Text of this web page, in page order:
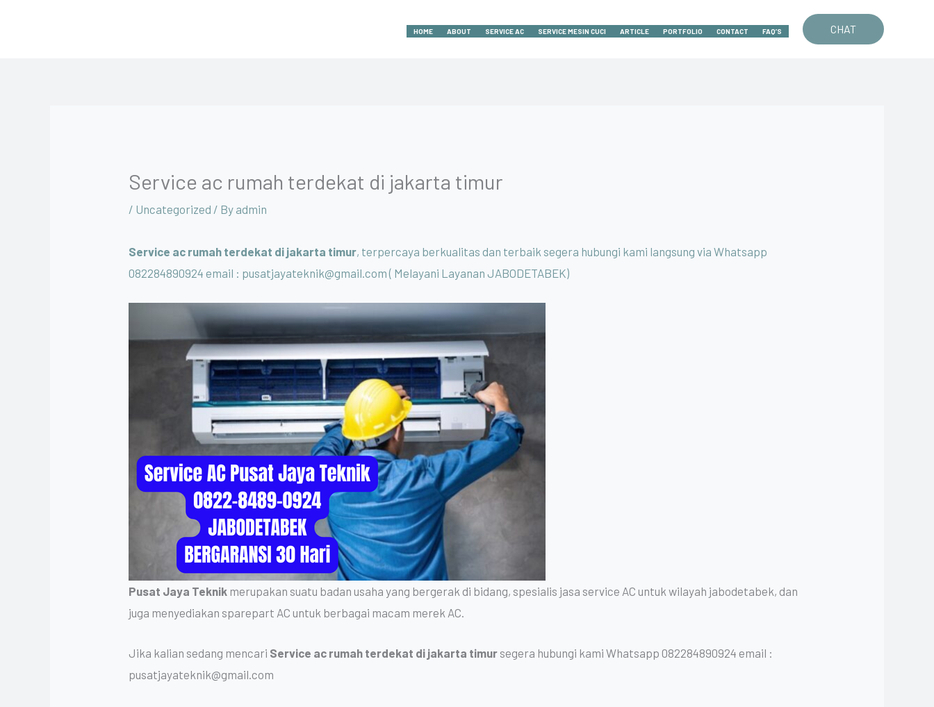
HOME ABOUT SERVICE AC SERVICE MESIN CUCI ARTICLE PORTFOLIO CONTACT FAQ’S CHAT
Service ac rumah terdekat di jakarta timur
/ Uncategorized / By admin
Service ac rumah terdekat di jakarta timur, terpercaya berkualitas dan terbaik segera hubungi kami langsung via Whatsapp
082284890924 email : pusatjayateknik@gmail.com ( Melayani Layanan JABODETABEK)
Pusat Jaya Teknik merupakan suatu badan usaha yang bergerak di bidang, spesialis jasa service AC untuk wilayah jabodetabek, dan
juga menyediakan sparepart AC untuk berbagai macam merek AC.
Jika kalian sedang mencari Service ac rumah terdekat di jakarta timur segera hubungi kami Whatsapp 082284890924 email :
pusatjayateknik@gmail.com